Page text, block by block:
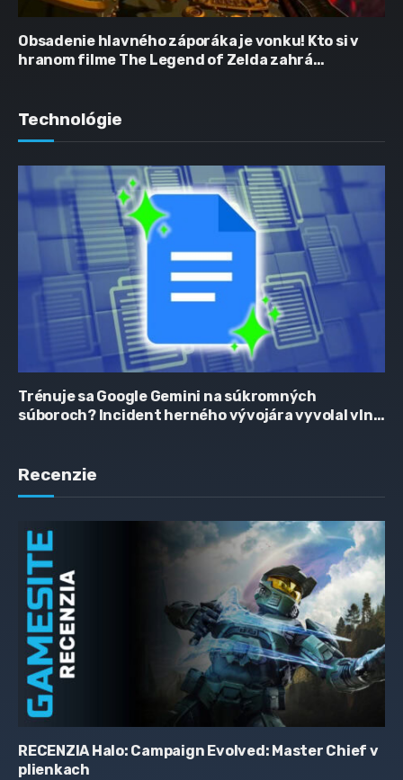
Obsadenie hlavného záporáka je vonku! Kto si v
hranom filme The Legend of Zelda zahrá
Technológie
Trénuje sa Google Gemini na súkromných
súboroch? Incident herného vývojára vyvolal vlnu
Recenzie
RECENZIA Halo: Campaign Evolved: Master Chief v
plienkach